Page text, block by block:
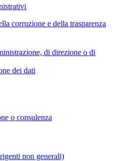
corruzione e della trasparenza
di direzione o di
dei dati
o consulenza
non generali)